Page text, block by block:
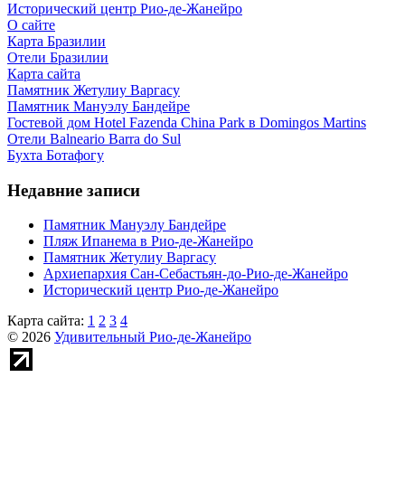
Исторический центр Рио-де-Жанейро
О сайте
Карта Бразилии
Отели Бразилии
Карта сайта
Памятник Жетулиу Варгасу
Памятник Мануэлу Бандейре
Гостевой дом Hotel Fazenda China Park в Domingos Martins
Отели Balneario Barra do Sul
Бухта Ботафогу
Недавние записи
Памятник Мануэлу Бандейре
Пляж Ипанема в Рио-де-Жанейро
Памятник Жетулиу Варгасу
Архиепархия Сан-Себастьян-до-Рио-де-Жанейро
Исторический центр Рио-де-Жанейро
Карта сайта: 1 2 3 4
© 2026 Удивительный Рио-де-Жанейро